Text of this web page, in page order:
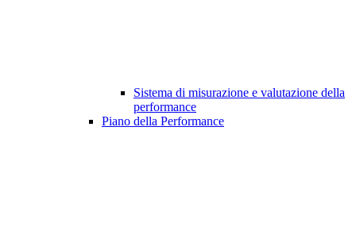
Sistema di misurazione e valutazione della
performance
Piano della Performance